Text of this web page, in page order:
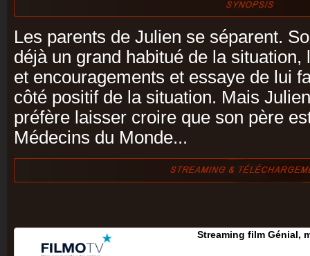
Les parents de Julien se séparent.
déjà un grand habitué de la
et encouragements et essaye de lui
côté positif de la situation. Mais
préfère laisser croire que son père
Médecins du Monde...
Streaming film Génial,